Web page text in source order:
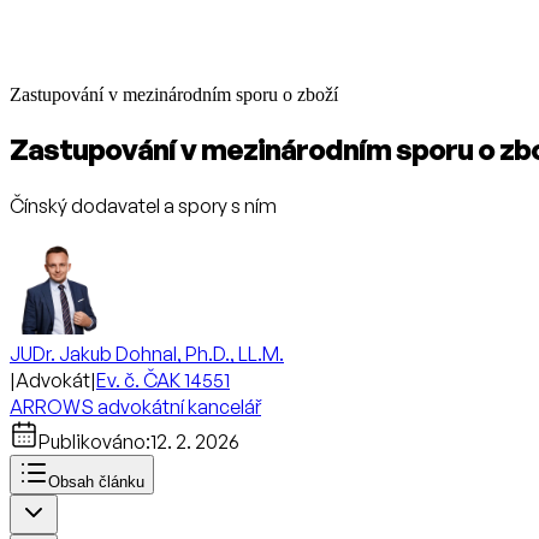
Zastupování v mezinárodním sporu o zboží
Zastupování v mezinárodním sporu o
Čínský dodavatel a spory s ním
JUDr. Jakub Dohnal, Ph.D., LL.M.
|Advokát|Ev. č. ČAK 14551
ARROWS advokátní kancelář
Publikováno:12. 2. 2026
Obsah článku